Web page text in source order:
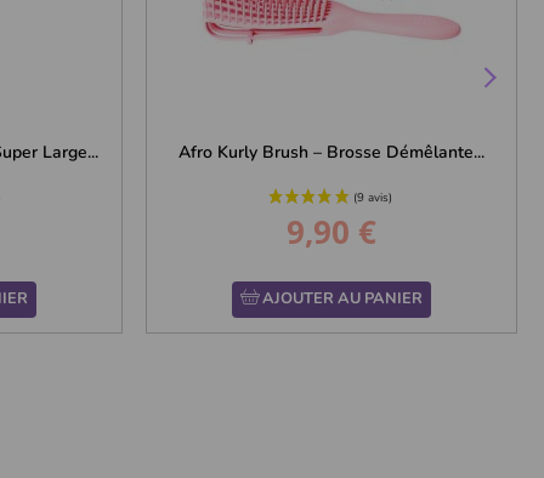
Large... Afro Kurly Brush – Brosse Démêlante...
Prix
9,90 €
AJOUTER AU PANIER